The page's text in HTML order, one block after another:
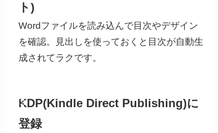
ト)
Wordファイルを読み込んで目次やデザイン
を確認。見出しを使っておくと目次が自動生
成されてラクです。
3
KDP(Kindle Direct Publishing)に
登録